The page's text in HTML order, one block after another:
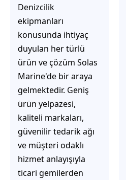
Solas Marine ailesine,
başta Aykut Bey ve
Ayhan Bey olmak
üzere, göstermiş
oldukları güven,
samimiyet, destek ve
değerli iş birliği için
içtenlikle teşekkür
ediyorum. Birlikte
çalışmaktan büyük
memnuniyet duyuyor,
başarılarla dolu uzun
yıllar boyunca aynı